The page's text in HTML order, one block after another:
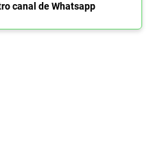
canal de Whatsapp